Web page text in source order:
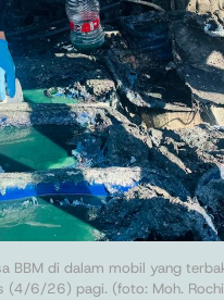
BBM di dalam mobil yang
(4/6/26) pagi. (foto: Moh.